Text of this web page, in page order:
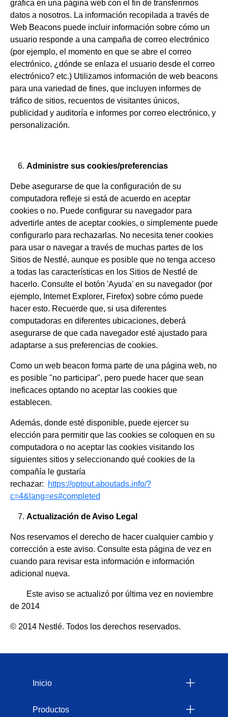
gráfica en una página web con el fin de transferirnos
datos a nosotros. La información recopilada a través de
Web Beacons puede incluir información sobre cómo un
usuario responde a una campaña de correo electrónico
(por ejemplo, el momento en que se abre el correo
electrónico, ¿dónde se enlaza el usuario desde el correo
electrónico? etc.) Utilizamos información de web beacons
para una variedad de fines, que incluyen informes de
tráfico de sitios, recuentos de visitantes únicos,
publicidad y auditoría e informes por correo electrónico, y
personalización.
Administre sus cookies/preferencias
Debe asegurarse de que la configuración de su
computadora refleje si está de acuerdo en aceptar
cookies o no. Puede configurar su navegador para
advertirle antes de aceptar cookies, o simplemente puede
configurarlo para rechazarlas. No necesita tener cookies
para usar o navegar a través de muchas partes de los
Sitios de Nestlé, aunque es posible que no tenga acceso
a todas las características en los Sitios de Nestlé de
hacerlo. Consulte el botón 'Ayuda' en su navegador (por
ejemplo, Internet Explorer, Firefox) sobre cómo puede
hacer esto. Recuerde que, si usa diferentes
computadoras en diferentes ubicaciones, deberá
asegurarse de que cada navegador esté ajustado para
adaptarse a sus preferencias de cookies.
Como un web beacon forma parte de una página web, no
es posible "no participar", pero puede hacer que sean
ineficaces optando no aceptar las cookies que
establecen.
Además, donde esté disponible, puede ejercer su
elección para permitir que las cookies se coloquen en su
computadora o no aceptar las cookies visitando los
siguientes sitios y seleccionando qué cookies de la
compañía le gustaría
rechazar:
https://optout.aboutads.info/?
c=4&lang=es#completed
Actualización de Aviso Legal
Nos reservamos el derecho de hacer cualquier cambio y
corrección a este aviso. Consulte esta página de vez en
cuando para revisar esta información e información
adicional nueva.
Este aviso se actualizó por última vez en noviembre
de 2014
© 2014 Nestlé. Todos los derechos reservados.
Inicio
Productos